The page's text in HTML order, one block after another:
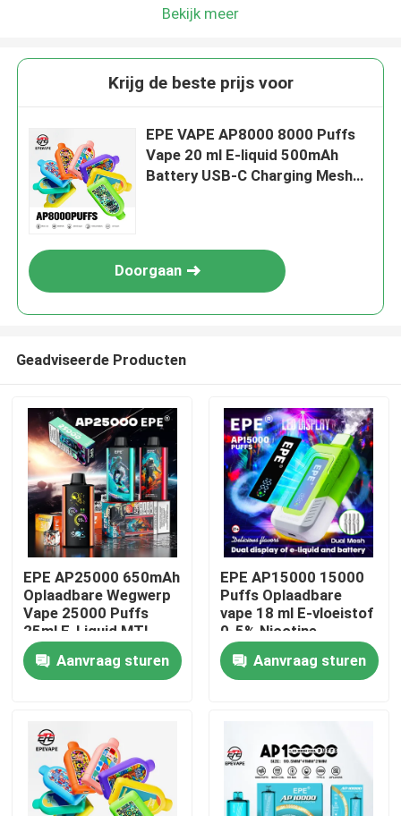
Producten
Videos
Bekijk meer
Krijg de beste prijs voor
EPE VAPE AP8000 8000 Puffs
Vape 20 ml E-liquid 500mAh
Battery USB-C Charging Mesh
Doorgaan
Geadviseerde Producten
EPE AP25000 650mAh
Oplaadbare Wegwerp
Vape 25000 Puffs
25ml E-Liquid MTL
Vaping met
verstelbare
luchtstroom
Aanvraag sturen
EPE AP15000 15000
Puffs Oplaadbare
vape 18 ml E-vloeistof
0-5% Nicotine
500mAh Batterij Dual
Mesh 20 smaken
Aanvraag sturen